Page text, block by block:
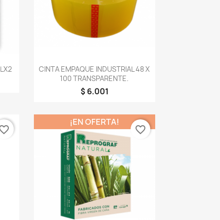
Vista rápida
CINTA EMPAQUE INDUSTRIAL 48 X
100 TRANSPARENTE.
$ 6.001
¡EN OFERTA!
favorite_border